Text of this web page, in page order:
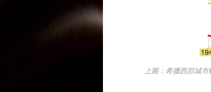
上圖：希臘西部城市帕